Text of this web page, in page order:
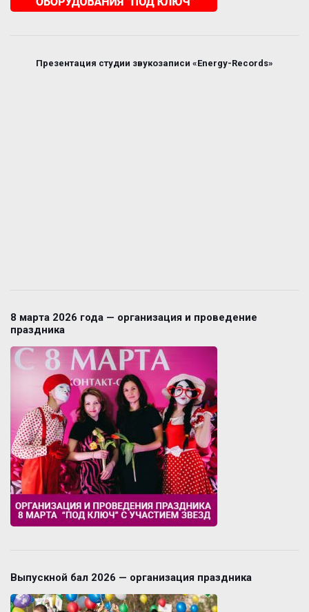
Презентация студии звукозаписи «Energy-Records»
8 марта 2026 года — организация и проведение
праздника
Выпускной бал 2026 — организация праздника